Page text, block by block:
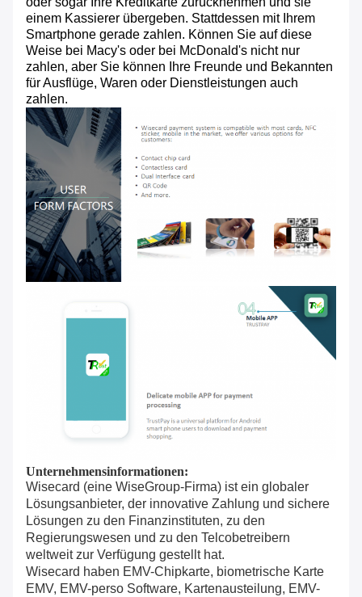
einem Kassierer übergeben. Stattdessen mit Ihrem
Smartphone gerade zahlen. Können Sie auf diese
Weise bei Macy's oder bei McDonald's nicht nur
zahlen, aber Sie können Ihre Freunde und Bekannten
für Ausflüge, Waren oder Dienstleistungen auch
zahlen.
Unternehmensinformationen:
Wisecard (eine WiseGroup-Firma) ist ein globaler
Lösungsanbieter, der innovative Zahlung und sichere
Lösungen zu den Finanzinstituten, zu den
Regierungswesen und zu den Telcobetreibern
weltweit zur Verfügung gestellt hat.
Wisecard haben EMV-Chipkarte, biometrische Karte
EMV, EMV-perso Software, Kartenausteilung, EMV-